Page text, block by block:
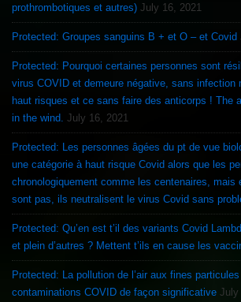
prothrombotiques et autres) July 16, 2021
Protected: Groupes sanguins B + et O – et Covid
Protected: Pourquoi certaines personnes sont
virus COVID et demeure négative, sans infection
haut risques et ce sans faire des anticorps ! The
in the wind. July 16, 2021
Protected: Les personnes âgées du pt de vue
une catégorie à haut risque Covid alors que les
chronologiquement comme les centenaires, mais
sont pas, ils neutralisent le virus Covid sans
Protected: Qu’en est t’il des variants Covid
et plein d’autres ? Mettent t’ils en cause les
Protected: La pollution de l’air aux fines
contaminations COVID de façon significative July